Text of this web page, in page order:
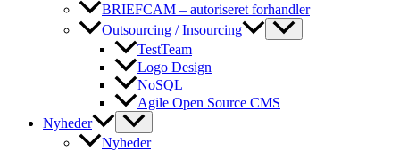
BRIEFCAM – autoriseret forhandler
Outsourcing / Insourcing
TestTeam
Logo Design
NoSQL
Agile Open Source CMS
Nyheder
Nyheder